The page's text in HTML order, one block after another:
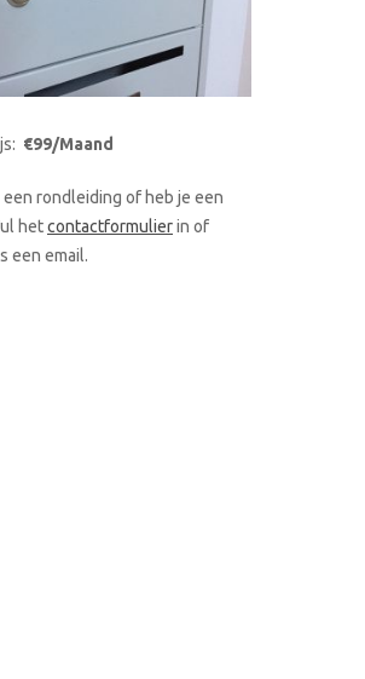
€99/Maand
rondleiding of heb je een
hetcontactformulierin of
een email.